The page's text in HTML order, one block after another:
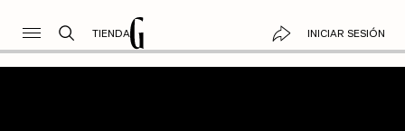
TIENDA INICIAR SESIÓN